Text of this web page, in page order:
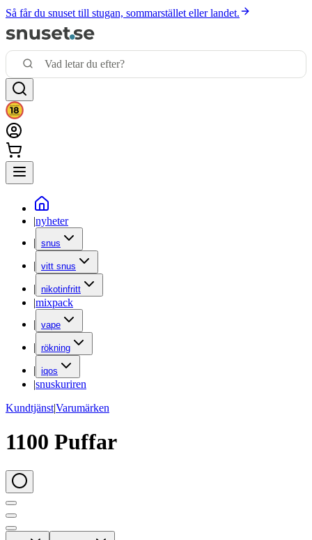
Så får du snuset till stugan, sommarstället eller landet.
|nyheter
| snus
| vitt snus
| nikotinfritt
|mixpack
| vape
| rökning
| iqos
|snuskuriren
Kundtjänst|Varumärken
1100 Puffar